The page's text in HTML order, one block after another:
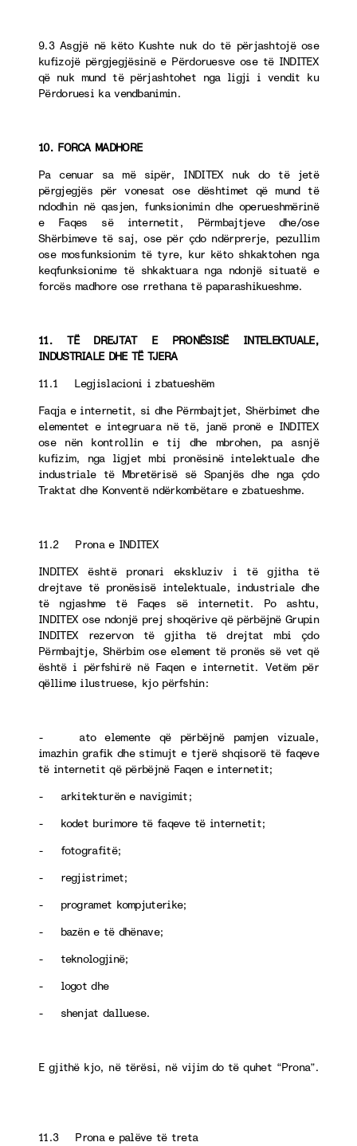
9.3 Asgjë në këto Kushte nuk do të përjashtojë ose
kufizojë përgjegjësinë e Përdoruesve ose të INDITEX
që nuk mund të përjashtohet nga ligji i vendit ku
Përdoruesi ka vendbanimin.
10. FORCA MADHORE
Pa cenuar sa më sipër, INDITEX nuk do të jetë
përgjegjës për vonesat ose dështimet që mund të
ndodhin në qasjen, funksionimin dhe operueshmërinë
e Faqes së internetit, Përmbajtjeve dhe/ose
Shërbimeve të saj, ose për çdo ndërprerje, pezullim
ose mosfunksionim të tyre, kur këto shkaktohen nga
keqfunksionime të shkaktuara nga ndonjë situatë e
forcës madhore ose rrethana të paparashikueshme.
11. TË DREJTAT E PRONËSISË INTELEKTUALE,
INDUSTRIALE DHE TË TJERA
11.1 Legjislacioni i zbatueshëm
Faqja e internetit, si dhe Përmbajtjet, Shërbimet dhe
elementet e integruara në të, janë pronë e INDITEX
ose nën kontrollin e tij dhe mbrohen, pa asnjë
kufizim, nga ligjet mbi pronësinë intelektuale dhe
industriale të Mbretërisë së Spanjës dhe nga çdo
Traktat dhe Konventë ndërkombëtare e zbatueshme.
11.2 Prona e INDITEX
INDITEX është pronari ekskluziv i të gjitha të
drejtave të pronësisë intelektuale, industriale dhe
të ngjashme të Faqes së internetit. Po ashtu,
INDITEX ose ndonjë prej shoqërive që përbëjnë Grupin
INDITEX rezervon të gjitha të drejtat mbi çdo
Përmbajtje, Shërbim ose element të pronës së vet që
është i përfshirë në Faqen e internetit. Vetëm për
qëllime ilustruese, kjo përfshin:
- ato elemente që përbëjnë pamjen vizuale,
imazhin grafik dhe stimujt e tjerë shqisorë të faqeve
të internetit që përbëjnë Faqen e internetit;
- arkitekturën e navigimit;
- kodet burimore të faqeve të internetit;
- fotografitë;
- regjistrimet;
- programet kompjuterike;
- bazën e të dhënave;
- teknologjinë;
- logot dhe
- shenjat dalluese.
E gjithë kjo, në tërësi, në vijim do të quhet “Prona”.
11.3 Prona e palëve të treta